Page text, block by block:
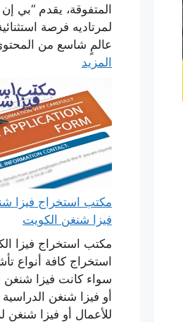
المتفوقة، يقدم “بي
لمرتاديه فرصة
عالمٍ شاسع من
المزيد
فيزا شنغن الكويت
مكتب استخراج فيزا
استخراج كافة أنواع
سواء كانت فيزا شنغن
أو فيزا شنغن
للأعمال أو فيزا شنغن